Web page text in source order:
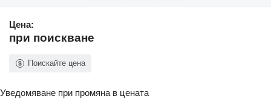
Цена:
при поискване
Поискайте цена
Уведомяване при промяна в цената